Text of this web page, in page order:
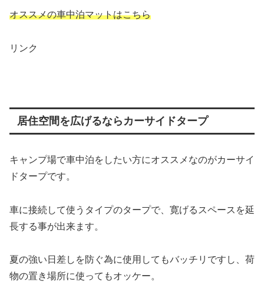
オススメの車中泊マットはこちら
リンク
居住空間を広げるならカーサイドタープ
キャンプ場で車中泊をしたい方にオススメなのがカーサイ
ドタープです。
車に接続して使うタイプのタープで、寛げるスペースを延
長する事が出来ます。
夏の強い日差しを防ぐ為に使用してもバッチリですし、荷
物の置き場所に使ってもオッケー。